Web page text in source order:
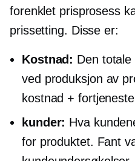
forenklet prisprosess
prissetting. Disse er:
Kostnad: Den
ved produksjon av
kostnad +
kunder: Hva
for produktet. Fant